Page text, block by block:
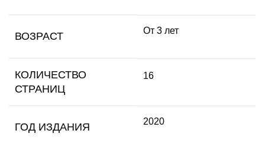
ВОЗРАСТ От 3 лет
КОЛИЧЕСТВО
СТРАНИЦ
16
ГОД ИЗДАНИЯ 2020